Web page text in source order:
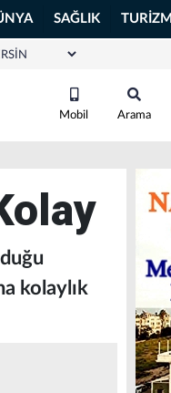
SAĞLIK TURİZM
Mobil Arama
kolaylık